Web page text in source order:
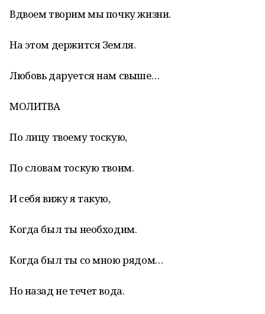
Вдвоем творим мы почку жизни.
На этом держится Земля.
Любовь даруется нам свыше…
МОЛИТВА
По лицу твоему тоскую,
По словам тоскую твоим.
И себя вижу я такую,
Когда был ты необходим.
Когда был ты со мною рядом…
Но назад не течет вода.